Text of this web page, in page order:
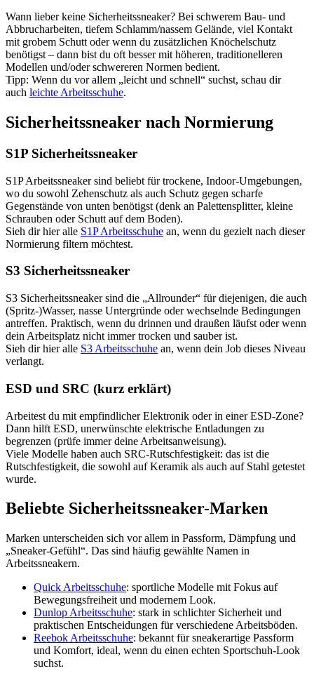
Wann lieber keine Sicherheitssneaker? Bei schwerem Bau- und
Abbrucharbeiten, tiefem Schlamm/nassem Gelände, viel Kontakt
mit grobem Schutt oder wenn du zusätzlichen Knöchelschutz
benötigst – dann bist du oft besser mit höheren, traditionelleren
Modellen und/oder schwereren Normen bedient.
Tipp: Wenn du vor allem „leicht und schnell“ suchst, schau dir
auch leichte Arbeitsschuhe.
Sicherheitssneaker nach Normierung
S1P Sicherheitssneaker
S1P Arbeitssneaker sind beliebt für trockene, Indoor-Umgebungen,
wo du sowohl Zehenschutz als auch Schutz gegen scharfe
Gegenstände von unten benötigst (denk an Palettensplitter, kleine
Schrauben oder Schutt auf dem Boden).
Sieh dir hier alle S1P Arbeitsschuhe an, wenn du gezielt nach dieser
Normierung filtern möchtest.
S3 Sicherheitssneaker
S3 Sicherheitssneaker sind die „Allrounder“ für diejenigen, die auch
(Spritz-)Wasser, nasse Untergründe oder wechselnde Bedingungen
antreffen. Praktisch, wenn du drinnen und draußen läufst oder wenn
dein Arbeitsplatz nicht immer trocken und sauber ist.
Sieh dir hier alle S3 Arbeitsschuhe an, wenn dein Job dieses Niveau
verlangt.
ESD und SRC (kurz erklärt)
Arbeitest du mit empfindlicher Elektronik oder in einer ESD-Zone?
Dann hilft ESD, unerwünschte elektrische Entladungen zu
begrenzen (prüfe immer deine Arbeitsanweisung).
Viele Modelle haben auch SRC-Rutschfestigkeit: das ist die
Rutschfestigkeit, die sowohl auf Keramik als auch auf Stahl getestet
wurde.
Beliebte Sicherheitssneaker-Marken
Marken unterscheiden sich vor allem in Passform, Dämpfung und
„Sneaker-Gefühl“. Das sind häufig gewählte Namen in
Arbeitssneakern.
Quick Arbeitsschuhe: sportliche Modelle mit Fokus auf
Bewegungsfreiheit und modernem Look.
Dunlop Arbeitsschuhe: stark in schlichter Sicherheit und
praktischen Entscheidungen für verschiedene Arbeitsböden.
Reebok Arbeitsschuhe: bekannt für sneakerartige Passform
und Komfort, ideal, wenn du einen echten Sportschuh-Look
suchst.